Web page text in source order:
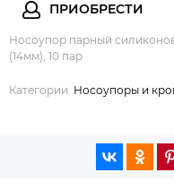
Носоупор парный
(14мм), 10 пар
Категории: Носоупоры и